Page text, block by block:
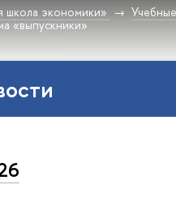
школа экономики»
«выпускники»